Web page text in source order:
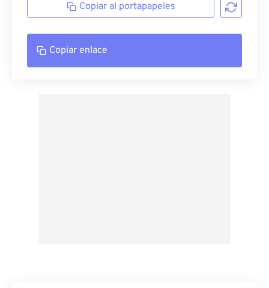
Copiar al portapapeles
Copiar enlace